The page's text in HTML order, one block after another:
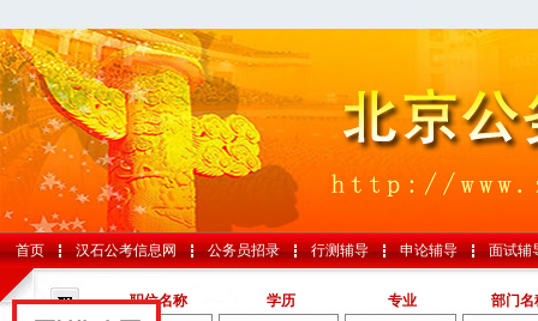
首页 汉石公考信息网 公务员招录 行测辅导 申论辅导 面试辅
职位名称 学历 专业 部门名